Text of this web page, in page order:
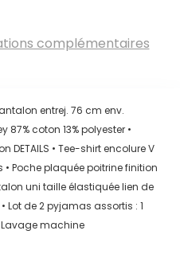
complémentaires
entrej. 76 cm env.
87% coton 13% polyester •
DETAILS • Tee-shirt encolure V
Poche plaquée poitrine finition
uni taille élastiquée lien de
Lot de 2 pyjamas assortis : 1
Lavage machine